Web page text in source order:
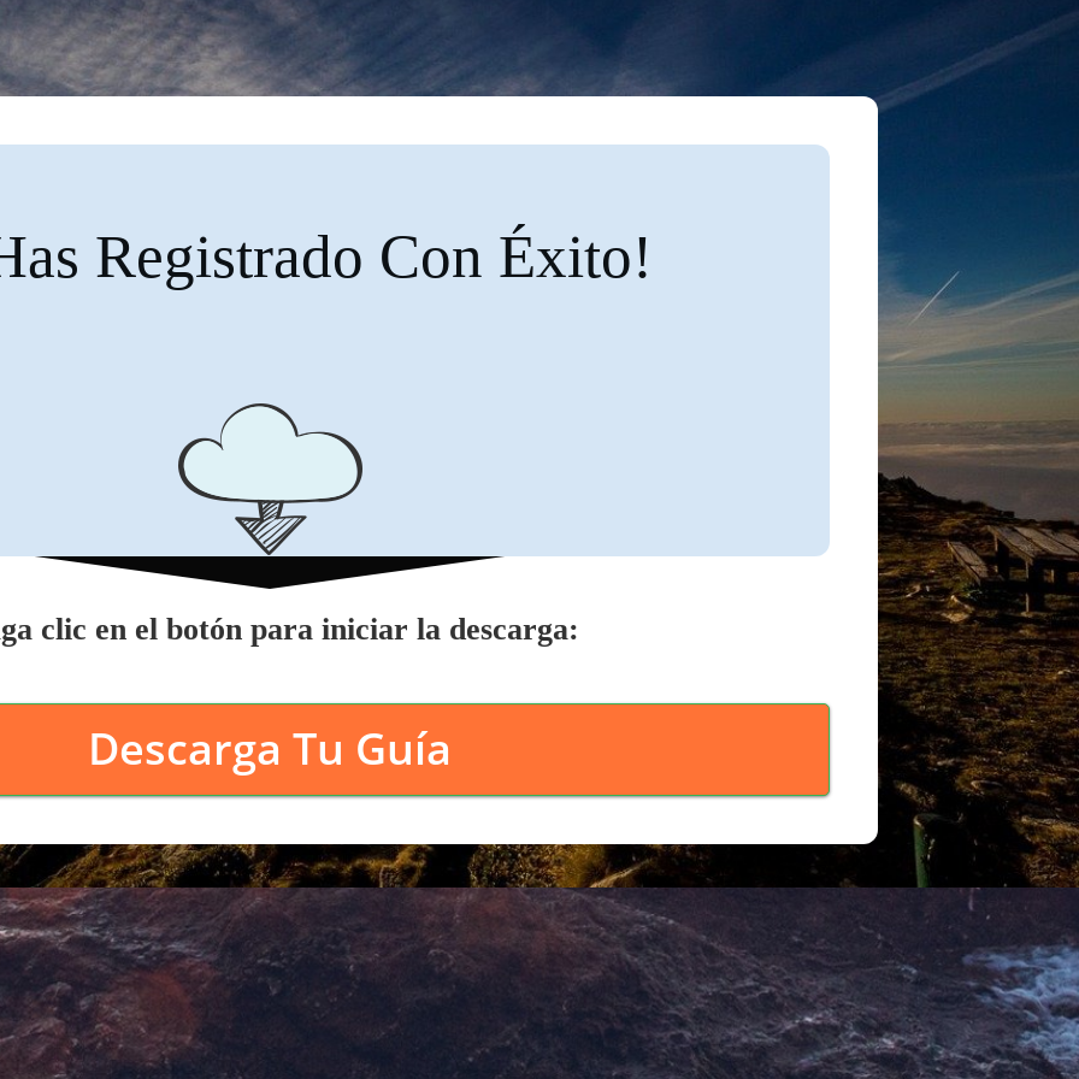
Registrado Con Éxito!
clic en el botón para iniciar la descarga:
Descarga Tu Guía
Email
COMPARTIR